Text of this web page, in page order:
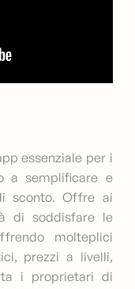
essenziale per i
a semplificare e
sconto. Offre ai
di soddisfare le
molteplici
prezzi a livelli,
i proprietari di